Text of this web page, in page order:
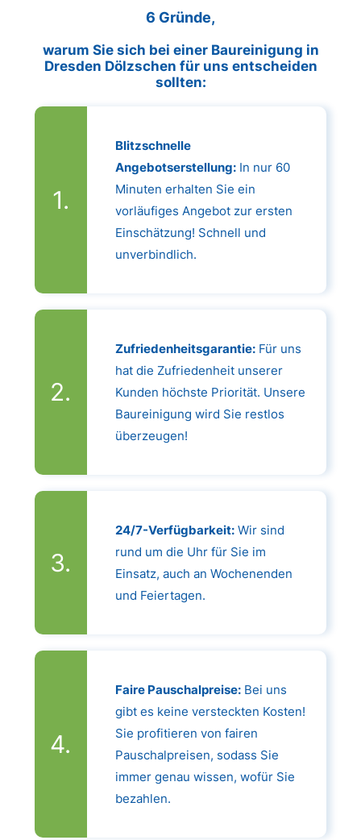
6 Gründe,
warum Sie sich bei einer Baureinigung in
Dresden Dölzschen für uns entscheiden
sollten:
Blitzschnelle
Angebotserstellung:In nur 60
Minuten erhalten Sie ein
vorläufiges Angebot zur ersten
Einschätzung! Schnell und
unverbindlich.
Zufriedenheitsgarantie:Für uns
hat die Zufriedenheit unserer
Kunden höchste Priorität. Unsere
Baureinigung wird Sie restlos
überzeugen!
24/7-Verfügbarkeit:Wir sind
rund um die Uhr für Sie im
Einsatz, auch an Wochenenden
und Feiertagen.
Faire Pauschalpreise:Bei uns
gibt es keine versteckten Kosten!
Sie profitieren von fairen
Pauschalpreisen, sodass Sie
immer genau wissen, wofür Sie
bezahlen.